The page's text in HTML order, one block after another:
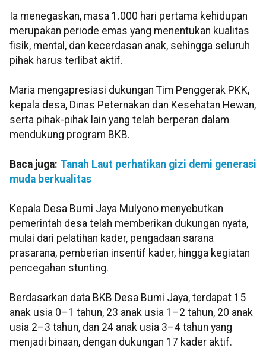
Ia menegaskan, masa 1.000 hari pertama kehidupan
merupakan periode emas yang menentukan kualitas
fisik, mental, dan kecerdasan anak, sehingga seluruh
pihak harus terlibat aktif.
Maria mengapresiasi dukungan Tim Penggerak PKK,
kepala desa, Dinas Peternakan dan Kesehatan Hewan,
serta pihak-pihak lain yang telah berperan dalam
mendukung program BKB.
Baca juga: Tanah Laut perhatikan gizi demi generasi
muda berkualitas
Kepala Desa Bumi Jaya Mulyono menyebutkan
pemerintah desa telah memberikan dukungan nyata,
mulai dari pelatihan kader, pengadaan sarana
prasarana, pemberian insentif kader, hingga kegiatan
pencegahan stunting.
Berdasarkan data BKB Desa Bumi Jaya, terdapat 15
anak usia 0–1 tahun, 23 anak usia 1–2 tahun, 20 anak
usia 2–3 tahun, dan 24 anak usia 3–4 tahun yang
menjadi binaan, dengan dukungan 17 kader aktif.